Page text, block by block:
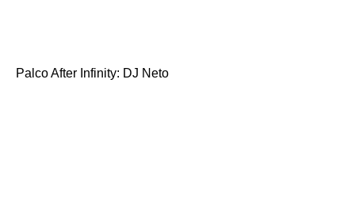
Palco After Infinity: DJ Neto